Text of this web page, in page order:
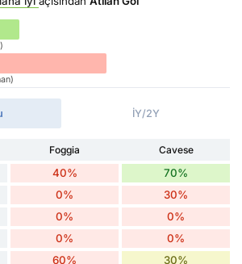
İY/2Y
Foggia
Cavese
40% 70%
0% 30%
0% 0%
0% 0%
60% 30%